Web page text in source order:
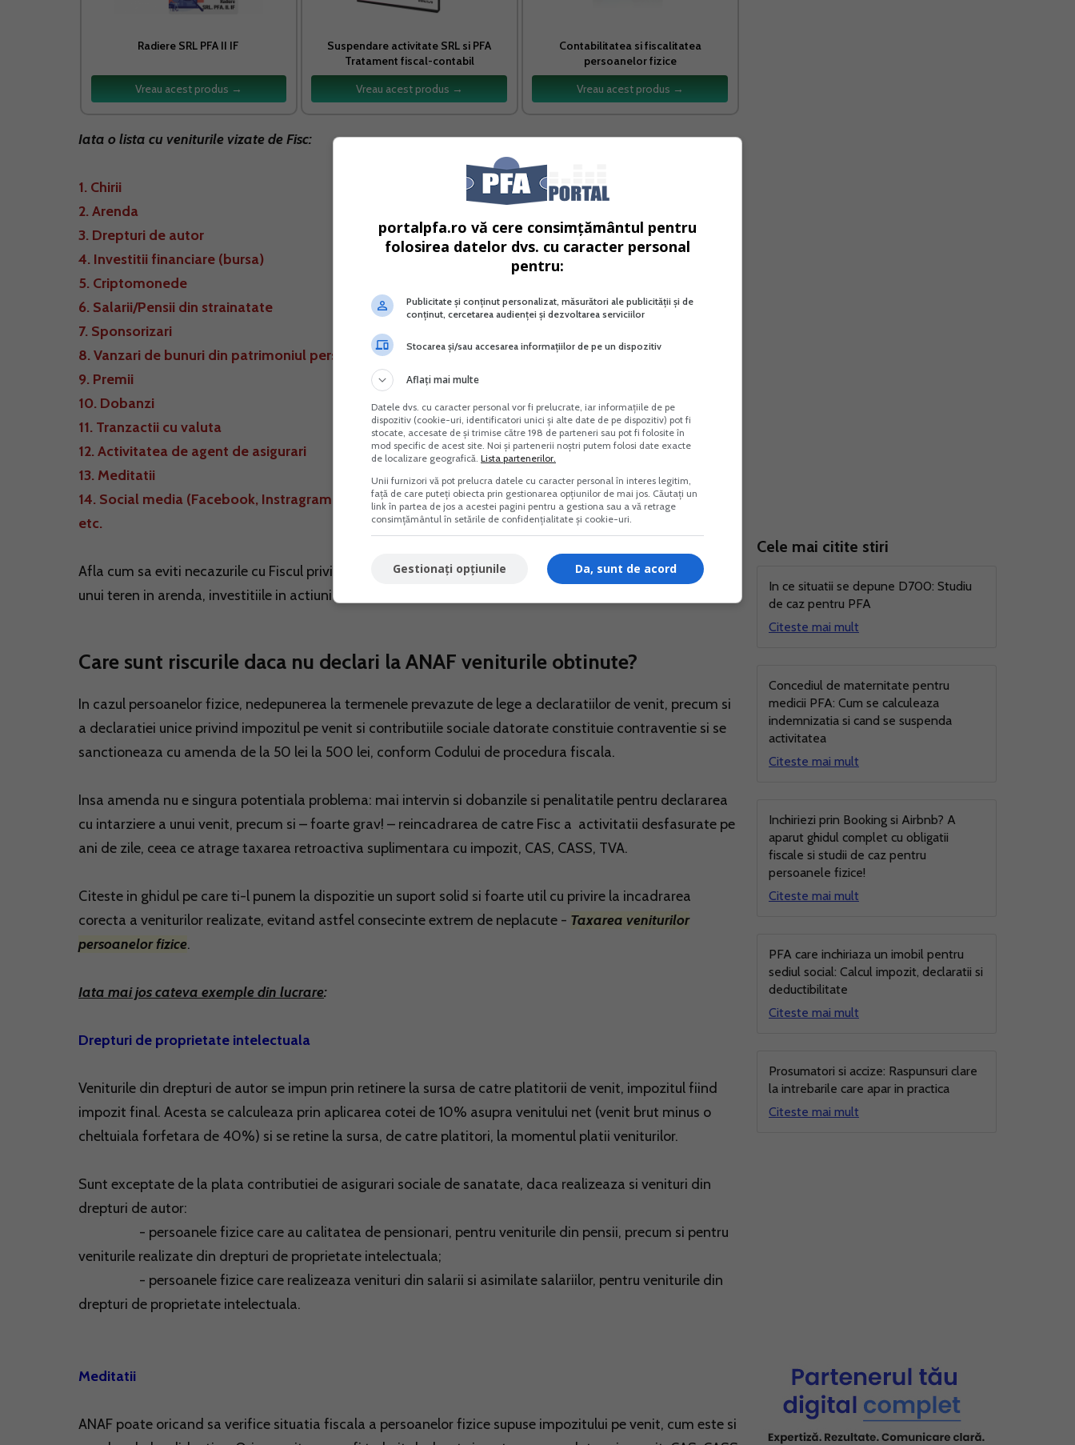
Radiere SRL PFA II IF
Vreau acest produs →
Suspendare activitate SRL si PFA
Tratament fiscal-contabil
Vreau acest produs →
Contabilitatea si fiscalitatea
persoanelor fizice
Vreau acest produs →
Iata o lista cu veniturile vizate de Fisc:
1. Chirii
2. Arenda
3. Drepturi de autor
4. Investitii financiare (bursa)
5. Criptomonede
6. Salarii/Pensii din strainatate
7. Sponsorizari
8. Vanzari de bunuri din patrimoniul personal
9. Premii
10. Dobanzi
11. Tranzactii cu valuta
12. Activitatea de agent de asigurari
13. Meditatii
14. Social media (Facebook, Instragram, YouTube, TikTok)
etc.
Afla cum sa eviti necazurile cu Fiscul privind veniturile pe care le ai din inchirierea unui apartament, darea
unui teren in arenda, investitiile in actiuni la bursa sau in criptomonede si altele.
Care sunt riscurile daca nu declari la ANAF veniturile obtinute?
In cazul persoanelor fizice, nedepunerea la termenele prevazute de lege a declaratiilor de venit, precum si
a declaratiei unice privind impozitul pe venit si contributiile sociale datorate constituie contraventie si se
sanctioneaza cu amenda de la 50 lei la 500 lei, conform Codului de procedura fiscala.
Insa amenda nu e singura potentiala problema: mai intervin si dobanzile si penalitatile pentru declararea
cu intarziere a unui venit, precum si – foarte grav! – reincadrarea de catre Fisc a activitatii desfasurate pe
ani de zile, ceea ce atrage taxarea retroactiva suplimentara cu impozit, CAS, CASS, TVA.
Citeste in ghidul pe care ti-l punem la dispozitie un suport solid si foarte util cu privire la incadrarea
corecta a veniturilor realizate, evitand astfel consecinte extrem de neplacute - Taxarea veniturilor
persoanelor fizice.
Iata mai jos cateva exemple din lucrare:
Drepturi de proprietate intelectuala
Veniturile din drepturi de autor se impun prin retinere la sursa de catre platitorii de venit, impozitul fiind
impozit final. Acesta se calculeaza prin aplicarea cotei de 10% asupra venitului net (venit brut minus o
cheltuiala forfetara de 40%) si se retine la sursa, de catre platitori, la momentul platii veniturilor.
Sunt exceptate de la plata contributiei de asigurari sociale de sanatate, daca realizeaza si venituri din
drepturi de autor:
- persoanele fizice care au calitatea de pensionari, pentru veniturile din pensii, precum si pentru
veniturile realizate din drepturi de proprietate intelectuala;
- persoanele fizice care realizeaza venituri din salarii si asimilate salariilor, pentru veniturile din
drepturi de proprietate intelectuala.
Meditatii
ANAF poate oricand sa verifice situatia fiscala a persoanelor fizice supuse impozitului pe venit, cum este si
Cele mai citite stiri
In ce situatii se depune D700: Studiu
de caz pentru PFA
Citeste mai mult
Concediul de maternitate pentru
medicii PFA: Cum se calculeaza
indemnizatia si cand se suspenda
activitatea
Citeste mai mult
Inchiriezi prin Booking si Airbnb? A
aparut ghidul complet cu obligatii
fiscale si studii de caz pentru
persoanele fizice!
Citeste mai mult
PFA care inchiriaza un imobil pentru
sediul social: Calcul impozit, declaratii si
deductibilitate
Citeste mai mult
Prosumatori si accize: Raspunsuri clare
la intrebarile care apar in practica
Citeste mai mult
portalpfa.ro vă cere consimțământul pentru
folosirea datelor dvs. cu caracter personal
pentru:
Publicitate și conținut personalizat, măsurători ale publicității și de
conținut, cercetarea audienței și dezvoltarea serviciilor
Stocarea și/sau accesarea informațiilor de pe un dispozitiv
Aflați mai multe
Datele dvs. cu caracter personal vor fi prelucrate, iar informațiile de pe
dispozitiv (cookie-uri, identificatori unici și alte date de pe dispozitiv) pot fi
stocate, accesate de și trimise către 198 de parteneri sau pot fi folosite în
mod specific de acest site. Noi și partenerii noștri putem folosi date exacte
de localizare geografică. Lista partenerilor.
Unii furnizori vă pot prelucra datele cu caracter personal în interes legitim,
față de care puteți obiecta prin gestionarea opțiunilor de mai jos. Căutați un
link în partea de jos a acestei pagini pentru a gestiona sau a vă retrage
consimțământul în setările de confidențialitate și cookie-uri.
Da, sunt de acord
Gestionați opțiunile